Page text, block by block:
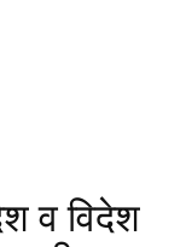
व विदेश